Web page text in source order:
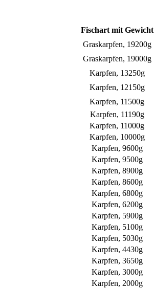
Fischart mit Gewicht
Graskarpfen, 19200g
Graskarpfen, 19000g
Karpfen, 13250g
Karpfen, 12150g
Karpfen, 11500g
Karpfen, 11190g
Karpfen, 11000g
Karpfen, 10000g
Karpfen, 9600g
Karpfen, 9500g
Karpfen, 8900g
Karpfen, 8600g
Karpfen, 6800g
Karpfen, 6200g
Karpfen, 5900g
Karpfen, 5100g
Karpfen, 5030g
Karpfen, 4430g
Karpfen, 3650g
Karpfen, 3000g
Karpfen, 2000g